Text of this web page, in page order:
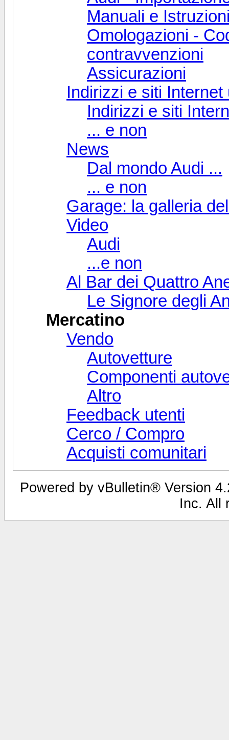
Manuali e
Omologazioni -
contravvenzioni
Assicurazioni
Indirizzi e siti Internet
Indirizzi e siti
... e non
News
Dal mondo Audi ...
... e non
Garage: la galleria
Video
Audi
...e non
Al Bar dei Quattro
Le Signore degli
Mercatino
Vendo
Autovetture
Componenti
Altro
Feedback utenti
Cerco / Compro
Acquisti comunitari
Powered by vBulletin® Version
Inc. All